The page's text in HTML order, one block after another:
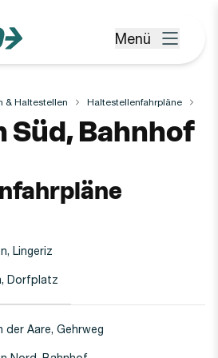
Menü öffnen
Menü
& Haltestellen Haltestellenfahrpläne
Süd, Bahnhof
herunterladen für
Lingeriz
neuen Tab oder Fenster)
herunterladen für
Dorfplatz
neuen Tab oder Fenster)
herunterladen für
der Aare, Gehrweg
neuen Tab oder Fenster)